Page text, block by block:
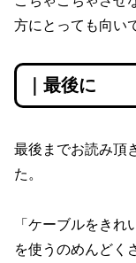
方にとっても向い
｜最後に
最後までお読み頂
た。
「ケーブルをき
を使うのめんどく